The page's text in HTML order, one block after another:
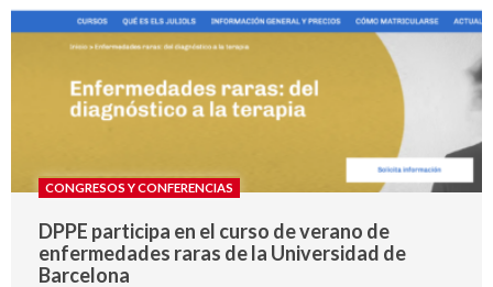
CONGRESOS Y CONFERENCIAS
DPPE participa en el curso de verano de
enfermedades raras de la Universidad de
Barcelona